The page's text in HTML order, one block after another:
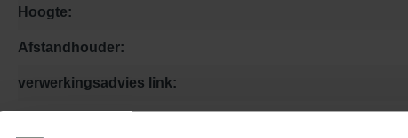
Hoogte:
Afstandhouder:
verwerkingsadvies link: